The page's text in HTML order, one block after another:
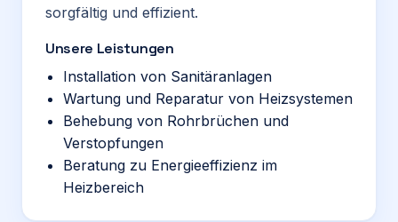
sorgfältig und effizient.
Unsere Leistungen
Installation von Sanitäranlagen
Wartung und Reparatur von Heizsystemen
Behebung von Rohrbrüchen und
Verstopfungen
Beratung zu Energieeffizienz im
Heizbereich